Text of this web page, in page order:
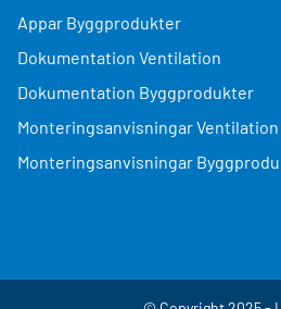
Appar Byggprodukter
Dokumentation Ventilation
Dokumentation Byggprodukter
Monteringsanvisningar Ventilation
Monteringsanvisningar